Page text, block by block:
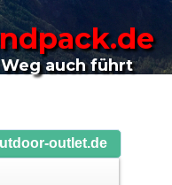
auch führt
outlet.de